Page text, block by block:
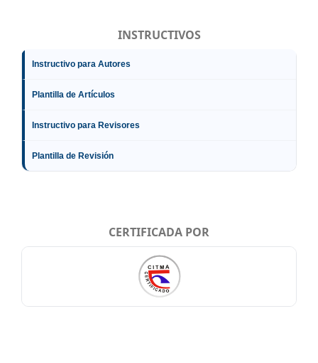
INSTRUCTIVOS
Instructivo para Autores
Plantilla de Artículos
Instructivo para Revisores
Plantilla de Revisión
CERTIFICADA POR